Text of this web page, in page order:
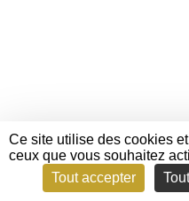
Ce site utilise des cookies
ceux que vous souhaitez
Tout accepter